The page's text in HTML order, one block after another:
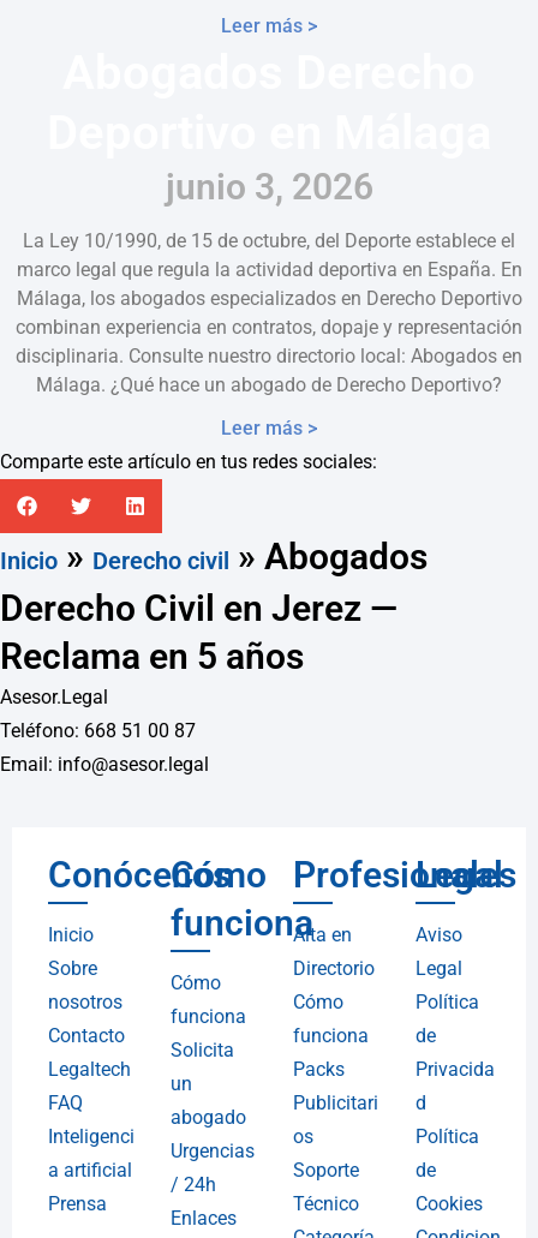
Leer más >
junio 3, 2026
La Ley 10/1990, de 15 de octubre, del Deporte establece el
marco legal que regula la actividad deportiva en España. En
Málaga, los abogados especializados en Derecho Deportivo
combinan experiencia en contratos, dopaje y representación
disciplinaria. Consulte nuestro directorio local: Abogados en
Málaga. ¿Qué hace un abogado de Derecho Deportivo?
Leer más >
Comparte este artículo en tus redes sociales:
Inicio » Derecho civil » Abogados
Derecho Civil en Jerez —
Reclama en 5 años
Asesor.Legal
Teléfono: 668 51 00 87
Email: info@asesor.legal
Conócenos
Inicio
Sobre
nosotros
Contacto
Legaltech
FAQ
Inteligenci
a artificial
Prensa
Cómo
funciona
Cómo
funciona
Solicita
un
abogado
Urgencias
/ 24h
Enlaces
Profesionales
Alta en
Directorio
Cómo
funciona
Packs
Publicitari
os
Soporte
Técnico
Legal
Aviso
Legal
Política
de
Privacida
d
Política
de
Cookies